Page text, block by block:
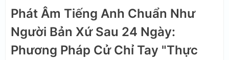
Phát Âm Tiếng Anh Chuẩn Như
Người Bản Xứ Sau 24 Ngày:
Phương Pháp Cử Chỉ Tay "Thực